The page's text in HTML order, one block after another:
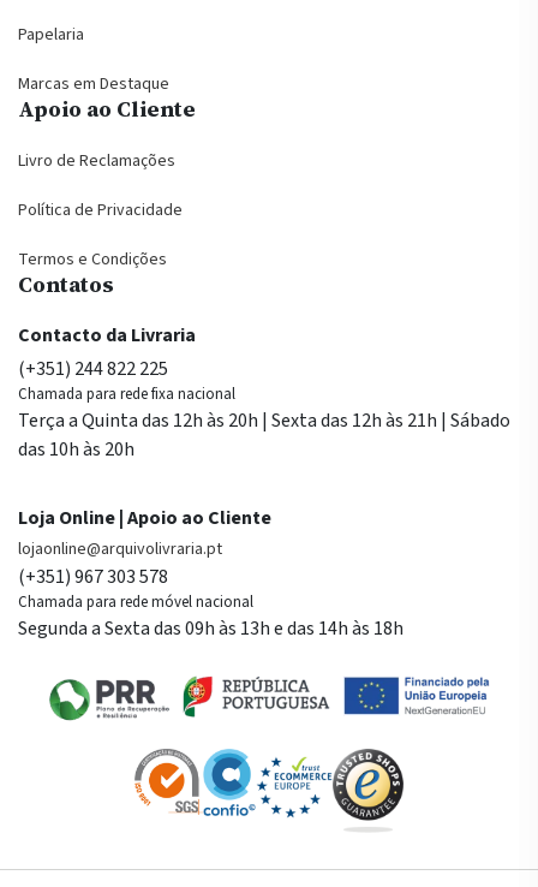
Papelaria
Marcas em Destaque
Apoio ao Cliente
Livro de Reclamações
Política de Privacidade
Termos e Condições
Contatos
Contacto da Livraria
(+351) 244 822 225
Chamada para rede fixa nacional
Terça a Quinta das 12h às 20h | Sexta das 12h às 21h | Sábado
das 10h às 20h
Loja Online | Apoio ao Cliente
lojaonline@arquivolivraria.pt
(+351) 967 303 578
Chamada para rede móvel nacional
Segunda a Sexta das 09h às 13h e das 14h às 18h